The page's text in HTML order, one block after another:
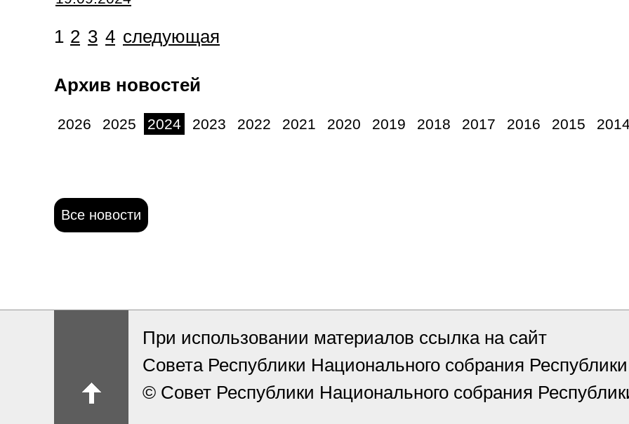
1 2 3 4 следующая
Архив новостей
2026 2025 2024 2023 2022 2021 2020 2019 2018 2017 2016 2015 2014
Все новости
При использовании материалов ссылка на сайт
Совета Республики Национального собрания
© Совет Республики Национального собрания